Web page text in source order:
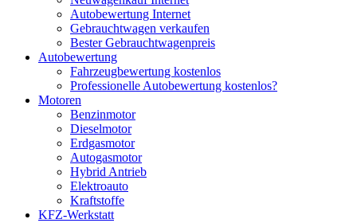
Autobewertung Internet
Gebrauchtwagen verkaufen
Bester Gebrauchtwagenpreis
Autobewertung
Fahrzeugbewertung kostenlos
Professionelle Autobewertung kostenlos?
Motoren
Benzinmotor
Dieselmotor
Erdgasmotor
Autogasmotor
Hybrid Antrieb
Elektroauto
Kraftstoffe
KFZ-Werkstatt